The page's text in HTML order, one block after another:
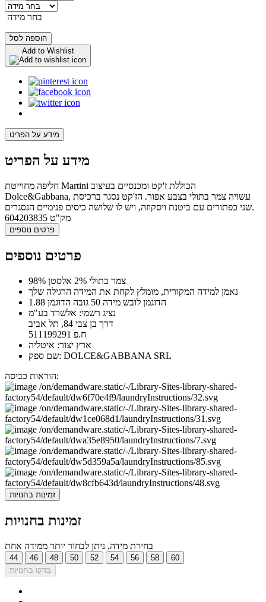
בחר מידה
הוספה לסל
Add to Wishlist
מידע על הפריט
מידע על הפריט
חליפה מחוייטת Martini הכוללת ז'קט ומכנסיים בעיצוב
Dolce&Gabbana, עשויה צמר בתולי בצבע אפור. הז'קט נסגר ברכיסת
שני כפתורים עם ביטנת ויסקוזה, ויש לו שלושה כיסים פנימיים הנסגרים.
מק"ט 604203835
פרטים נוספים
פרטים נוספים
98% צמר בתולי 2% אלסטן
נאמן למידה המקורית, מומלץ לקחת את המידה הרגילה שלך
הדוגמן לובש מידה 50 גובה הדוגמן 1.88
נציג רשמי: אלשרד בע"מ
דרך בן צבי 84, תל אביב
ח.פ 511199291
ארץ יצור: איטליה
שם ספק: DOLCE&GABBANA SRL
הוראות כביסה:
זמינות בחנויות
זמינות בחנויות
בחירת מידה, ניתן לבחור יותר ממידה אחת
44 46 48 50 52 54 56 58
60
בדקו בחנויות